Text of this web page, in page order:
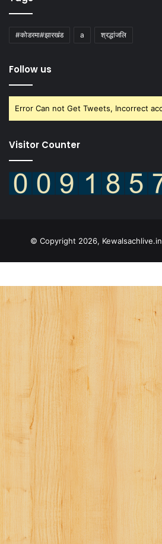
#कोडरमा#झारखंड a श्रद्धांजलि
Follow us
Error Can not Get Tweets, Incorrect
Visitor Counter
© Copyright 2026,